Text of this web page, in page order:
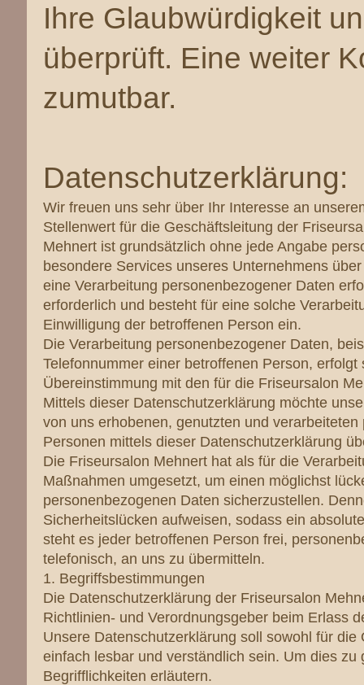
Ihre Glaubwürdigkeit
überprüft. Eine weiter
zumutbar.
Datenschutzerklärung:
Wir freuen uns sehr über Ihr Interesse an
Stellenwert für die Geschäftsleitung der
Mehnert ist grundsätzlich ohne jede Angabe
besondere Services unseres Unternehmens
eine Verarbeitung personenbezogener Daten
erforderlich und besteht für eine solche
Einwilligung der betroffenen Person ein.
Die Verarbeitung personenbezogener Daten,
Telefonnummer einer betroffenen Person,
Übereinstimmung mit den für die Friseursalon
Mittels dieser Datenschutzerklärung möchte
von uns erhobenen, genutzten und
Personen mittels dieser Datenschutzerklärung
Die Friseursalon Mehnert hat als für die
Maßnahmen umgesetzt, um einen möglichst
personenbezogenen Daten sicherzustellen.
Sicherheitslücken aufweisen, sodass ein
steht es jeder betroffenen Person frei,
telefonisch, an uns zu übermitteln.
1. Begriffsbestimmungen
Die Datenschutzerklärung der Friseursalon
Richtlinien- und Verordnungsgeber beim Erlass
Unsere Datenschutzerklärung soll sowohl für
einfach lesbar und verständlich sein. Um dies
Begrifflichkeiten erläutern.